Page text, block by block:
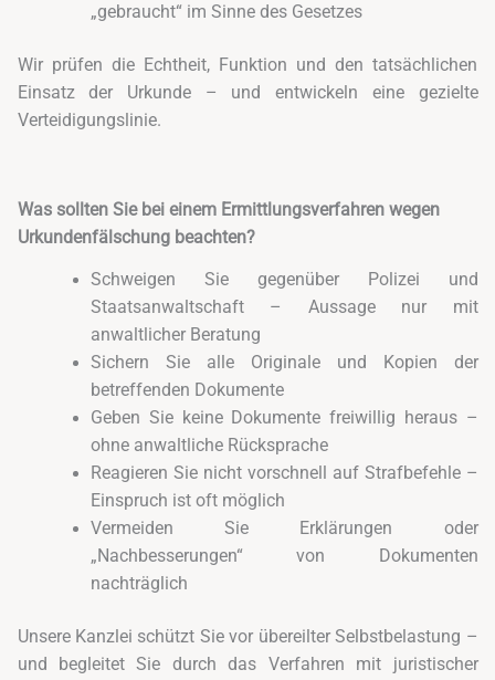
„gebraucht“ im Sinne des Gesetzes
Wir prüfen die Echtheit, Funktion und den tatsächlichen
Einsatz der Urkunde – und entwickeln eine gezielte
Verteidigungslinie.
Was sollten Sie bei einem Ermittlungsverfahren wegen
Urkundenfälschung beachten?
Schweigen Sie gegenüber Polizei und
Staatsanwaltschaft – Aussage nur mit
anwaltlicher Beratung
Sichern Sie alle Originale und Kopien der
betreffenden Dokumente
Geben Sie keine Dokumente freiwillig heraus –
ohne anwaltliche Rücksprache
Reagieren Sie nicht vorschnell auf Strafbefehle –
Einspruch ist oft möglich
Vermeiden Sie Erklärungen oder
„Nachbesserungen“ von Dokumenten
nachträglich
Unsere Kanzlei schützt Sie vor übereilter Selbstbelastung –
und begleitet Sie durch das Verfahren mit juristischer